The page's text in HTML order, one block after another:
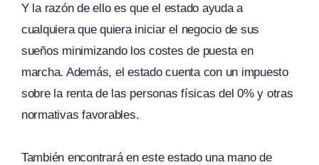
Y la razón de ello es que el estado ayuda a
cualquiera que quiera iniciar el negocio de sus
sueños minimizando los costes de puesta en
marcha. Además, el estado cuenta con un impuesto
sobre la renta de las personas físicas del 0% y otras
normativas favorables.
También encontrará en este estado una mano de